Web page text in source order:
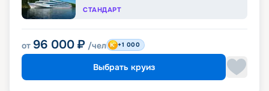
СТАНДАРТ
от 96 000 ₽ /чел +1 000
Выбрать круиз